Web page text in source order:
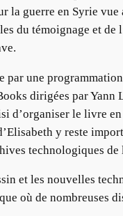
la guerre en Syrie
du témoignage et de
par une
dirigées par Yann
d’organiser le livre
y reste
technologiques de
et les nouvelles
où de nombreuses